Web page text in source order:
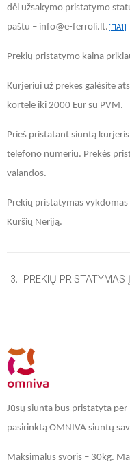
dėl užsakymo pristatymo
paštu – info@e-ferroli.lt. [ПА1]
Prekių pristatymo kaina
Kurjeriui už prekes galėsite
kortele iki 2000 Eur su PVM.
Prieš pristatant siuntą
telefono numeriu. Prekės
valandos.
Prekių pristatymas
Kuršių Neriją.
PREKIŲ
Jūsų siunta bus pristatyta
pasirinktą OMNIVA siuntų
Maksimalus svoris – 30kg.